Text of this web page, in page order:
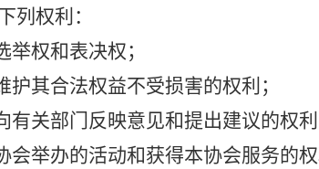
列权利：
举权和表决权；
护其合法权益不受损害的权利；
有关部门反映意见和提出建议的权利
会举办的活动和获得本协会服务的权